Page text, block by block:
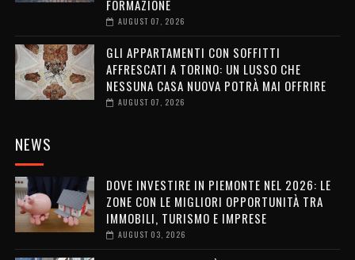
FORMAZIONE
AUGUST 07, 2026
GLI APPARTAMENTI CON SOFFITTI
AFFRESCATI A TORINO: UN LUSSO CHE
NESSUNA CASA NUOVA POTRÀ MAI OFFRIRE
AUGUST 07, 2026
NEWS
DOVE INVESTIRE IN PIEMONTE NEL 2026: LE
ZONE CON LE MIGLIORI OPPORTUNITÀ TRA
IMMOBILI, TURISMO E IMPRESE
AUGUST 03, 2026